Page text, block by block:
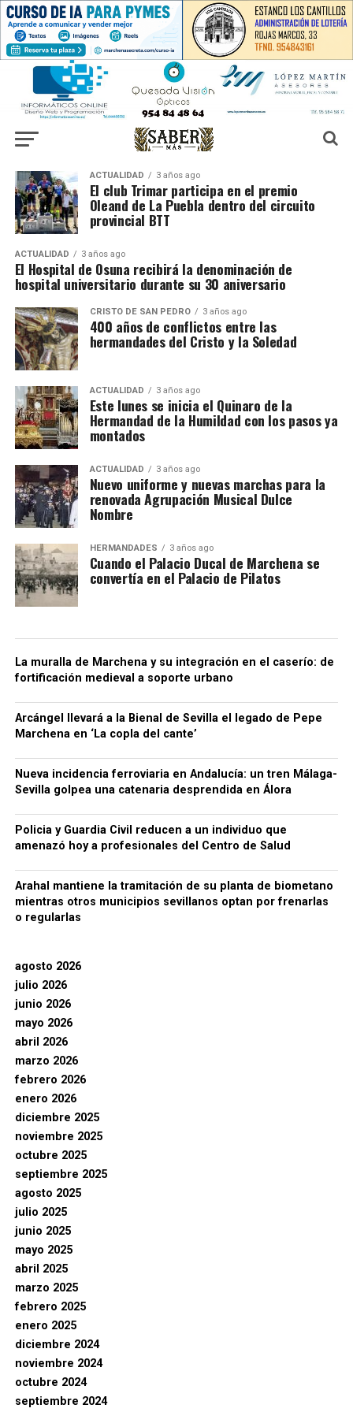
ACTUALIDAD 3 años ago
El club Trimar participa en el premio
Oleand de La Puebla dentro del circuito
provincial BTT
ACTUALIDAD 3 años ago
El Hospital de Osuna recibirá la denominación de
hospital universitario durante su 30 aniversario
CRISTO DE SAN PEDRO 3 años ago
400 años de conflictos entre las
hermandades del Cristo y la Soledad
ACTUALIDAD 3 años ago
Este lunes se inicia el Quinaro de la
Hermandad de la Humildad con los pasos ya
montados
ACTUALIDAD 3 años ago
Nuevo uniforme y nuevas marchas para la
renovada Agrupación Musical Dulce
Nombre
HERMANDADES 3 años ago
Cuando el Palacio Ducal de Marchena se
convertía en el Palacio de Pilatos
La muralla de Marchena y su integración en el caserío: de
fortificación medieval a soporte urbano
Arcángel llevará a la Bienal de Sevilla el legado de Pepe
Marchena en ‘La copla del cante’
Nueva incidencia ferroviaria en Andalucía: un tren Málaga-
Sevilla golpea una catenaria desprendida en Álora
Policia y Guardia Civil reducen a un individuo que
amenazó hoy a profesionales del Centro de Salud
Arahal mantiene la tramitación de su planta de biometano
mientras otros municipios sevillanos optan por frenarlas
o regularlas
agosto 2026
julio 2026
junio 2026
mayo 2026
abril 2026
marzo 2026
febrero 2026
enero 2026
diciembre 2025
noviembre 2025
octubre 2025
septiembre 2025
agosto 2025
julio 2025
junio 2025
mayo 2025
abril 2025
marzo 2025
febrero 2025
enero 2025
diciembre 2024
noviembre 2024
octubre 2024
septiembre 2024